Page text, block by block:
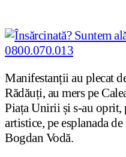
Manifestanții au plecat
Rădăuți, au mers pe
Piața Unirii și s-au oprit,
artistice, pe esplanada
Bogdan Vodă.